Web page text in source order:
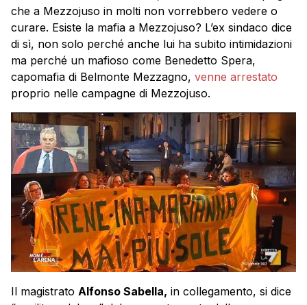
che a Mezzojuso in molti non vorrebbero vedere o
curare. Esiste la mafia a Mezzojuso? L’ex sindaco dice
di sì, non solo perché anche lui ha subito intimidazioni
ma perché un mafioso come Benedetto Spera,
capomafia di Belmonte Mezzagno, venne arrestato
proprio nelle campagne di Mezzojuso.
Il magistrato Alfonso Sabella, in collegamento, si dice